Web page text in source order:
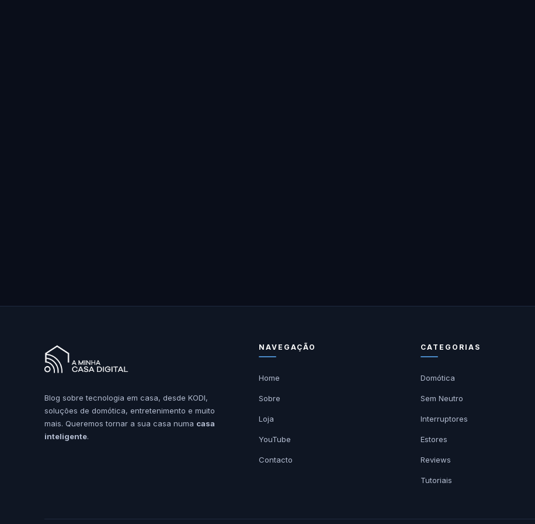
Blog sobre tecnologia em casa, desde KODI,
soluções de domótica, entretenimento e muito
mais. Queremos tornar a sua casa numa casa
inteligente.
NAVEGAÇÃO
Home
Sobre
Loja
YouTube
Contacto
CATEGORIAS
Domótica
Sem Neutro
Interruptores
Estores
Reviews
Tutoriais